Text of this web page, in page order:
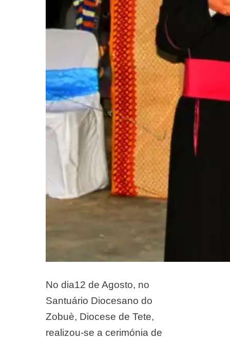
No dia12 de Agosto, no
Santuário Diocesano do
Zobuè, Diocese de Tete,
realizou-se a cerimónia de